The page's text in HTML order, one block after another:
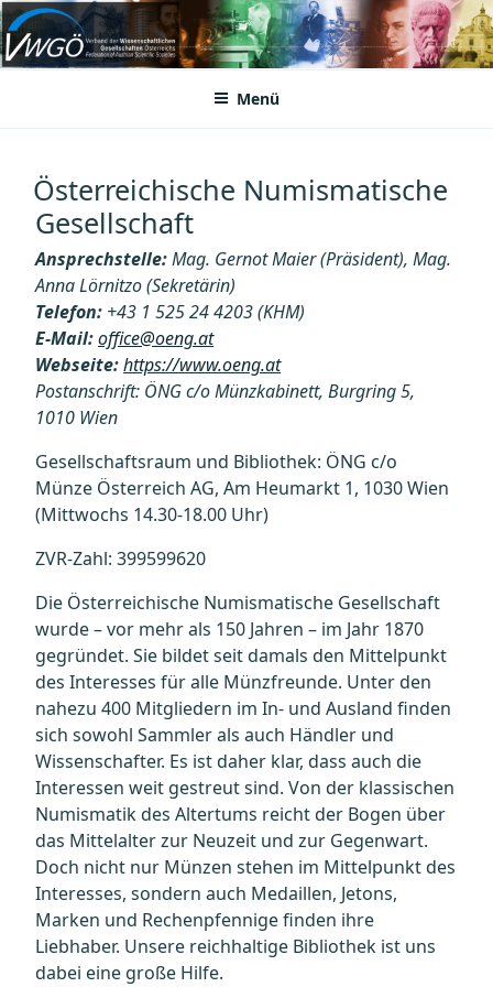
Zum
Inhalt
springenVWGÖ
Federation of Austrian Scientific Societies
Menü
Österreichische Numismatische
Gesellschaft
Ansprechstelle:Mag. Gernot Maier (Präsident), Mag.
Anna Lörnitzo (Sekretärin)
Telefon: +43 1 525 24 4203 (KHM)
E-Mail:office@oeng.at
Webseite:https://www.oeng.at
Postanschrift: ÖNG c/o Münzkabinett, Burgring 5,
1010 Wien
Gesellschaftsraum und Bibliothek: ÖNG c/o
Münze Österreich AG, Am Heumarkt 1, 1030 Wien
(Mittwochs 14.30-18.00 Uhr)
ZVR-Zahl: 399599620
Die Österreichische Numismatische Gesellschaft
wurde – vor mehr als 150 Jahren – im Jahr 1870
gegründet. Sie bildet seit damals den Mittelpunkt
des Interesses für alle Münzfreunde. Unter den
nahezu 400 Mitgliedern im In- und Ausland finden
sich sowohl Sammler als auch Händler und
Wissenschafter. Es ist daher klar, dass auch die
Interessen weit gestreut sind. Von der klassischen
Numismatik des Altertums reicht der Bogen über
das Mittelalter zur Neuzeit und zur Gegenwart.
Doch nicht nur Münzen stehen im Mittelpunkt des
Interesses, sondern auch Medaillen, Jetons,
Marken und Rechenpfennige finden ihre
Liebhaber. Unsere reichhaltige Bibliothek ist uns
dabei eine große Hilfe.